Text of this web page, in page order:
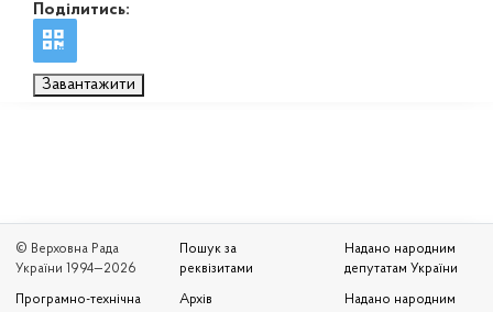
Поділитись:
Завантажити
© Верховна Рада
України 1994—2026
Програмно-технічна
Пошук за
реквізитами
Архів
Надано народним
депутатам України
Надано народним